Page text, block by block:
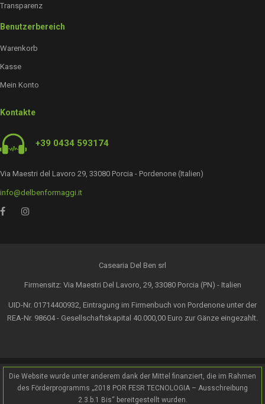
Transparenz
Benutzerbereich
Warenkorb
Kasse
Mein Konto
Kontakte
+39 0434 593174
Via Maestri del Lavoro 29, 33080 Porcia - Pordenone (Italien)
info@delbenformaggi.it
Casearia Del Ben srl
Firmensitz: Via Maestri Del Lavoro, 29, 33080 Porcia (PN) - Italien
UID-Nr. 01714400932, Eintragung im Firmenbuch von Pordenone unter der
REA-Nr. 98604 - Gesellschaftskapital 40.000,00 Euro zur Gänze eingezahlt.
Die Website wurde unter anderem dank der Mittel finanziert, die im Rahmen
des Förderprogramms „2018 POR FESR TECNOLOGIA – Ausschreibung
2.3.b.1 Bis“ bereitgestellt wurden.